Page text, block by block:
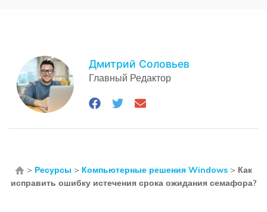
Дмитрий Соловьев
Главный Редактор
> Ресурсы > Компьютерные решения Windows > Как
исправить ошибку истечения срока ожидания семафора?